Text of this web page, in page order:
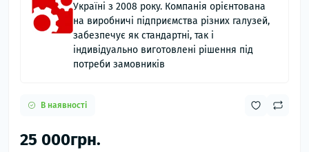
Україні з 2008 року. Компанія орієнтована
на виробничі підприємства різних галузей,
забезпечує як стандартні, так і
індивідуально виготовлені рішення під
потреби замовників
В наявності
25 000грн.